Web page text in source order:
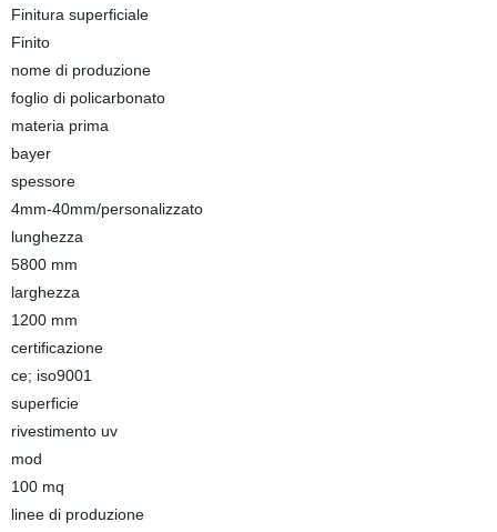
Finitura superficiale
Finito
nome di produzione
foglio di policarbonato
materia prima
bayer
spessore
4mm-40mm/personalizzato
lunghezza
5800 mm
larghezza
1200 mm
certificazione
ce; iso9001
superficie
rivestimento uv
mod
100 mq
linee di produzione